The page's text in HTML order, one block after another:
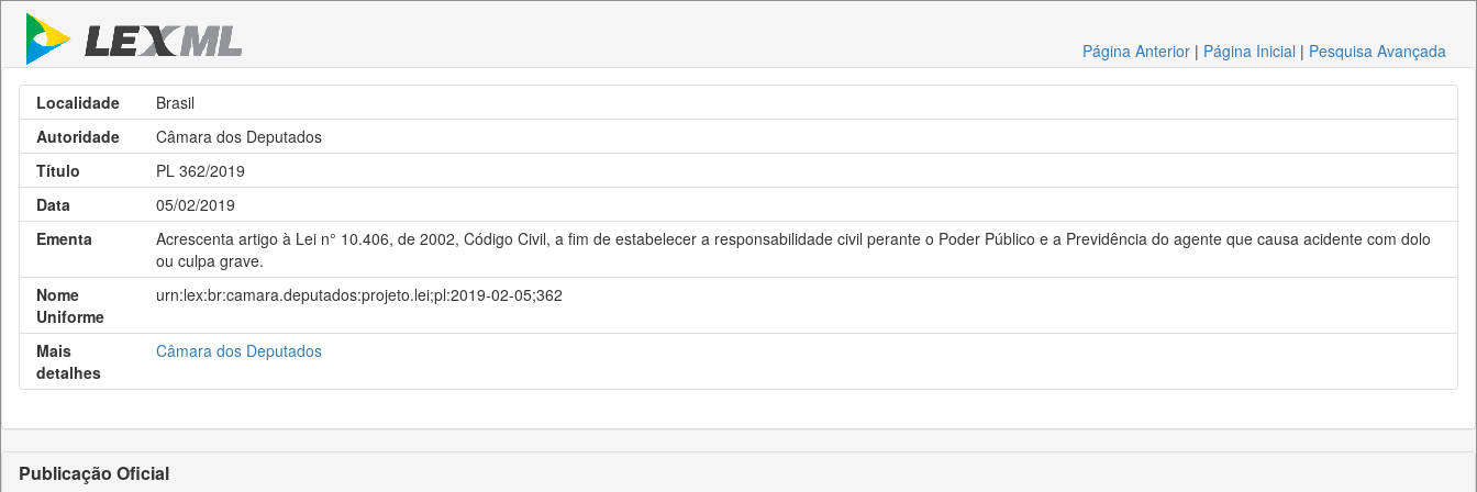
Página Anterior | Página Inicial | Pesquisa Avançada
Localidade
Brasil
Autoridade
Câmara dos Deputados
Título
PL 362/2019
Data
05/02/2019
Ementa
Acrescenta artigo à Lei n° 10.406, de 2002, Código Civil, a fim de estabelecer a responsabilidade civil perante o Poder Público e a Previdência do agente que causa acidente com dolo
ou culpa grave.
Nome
Uniforme
urn:lex:br:camara.deputados:projeto.lei;pl:2019-02-05;362
Mais
detalhes
Câmara dos Deputados
Publicação Oficial